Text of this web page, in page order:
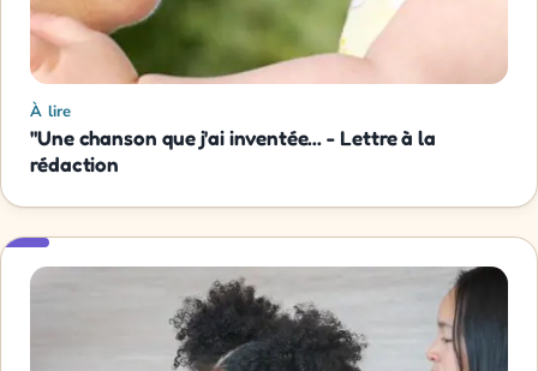
À lire
"Une chanson que j'ai inventée... - Lettre à la
rédaction